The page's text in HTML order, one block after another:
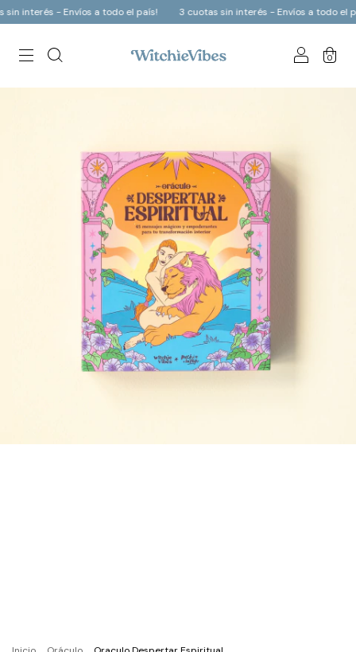
interés - Envíos a todo el país! 3 cuotas sin interés - Envíos a todo el
0